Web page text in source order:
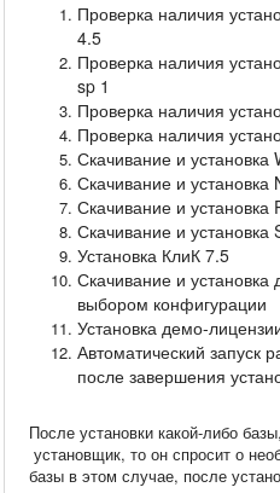
Проверка наличия
4.5
Проверка наличия
sp 1
Проверка наличия
Проверка наличия
Скачивание и
Скачивание и
Скачивание и установка
Скачивание и установка
Установка КлиК 7.5
Скачивание и
выбором конфигурации
Установка демо-
Автоматический запуск
после завершения
После установки какой-либо
установщик, то он спросит о
базы в этом случае, после